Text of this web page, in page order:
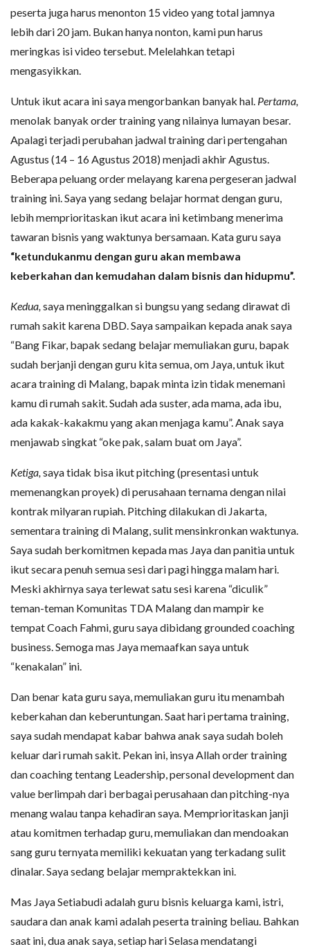
peserta juga harus menonton 15 video yang total jamnya
lebih dari 20 jam. Bukan hanya nonton, kami pun harus
meringkas isi video tersebut. Melelahkan tetapi
mengasyikkan.
Untuk ikut acara ini saya mengorbankan banyak hal. Pertama,
menolak banyak order training yang nilainya lumayan besar.
Apalagi terjadi perubahan jadwal training dari pertengahan
Agustus (14 – 16 Agustus 2018) menjadi akhir Agustus.
Beberapa peluang order melayang karena pergeseran jadwal
training ini. Saya yang sedang belajar hormat dengan guru,
lebih memprioritaskan ikut acara ini ketimbang menerima
tawaran bisnis yang waktunya bersamaan. Kata guru saya
“ketundukanmu dengan guru akan membawa
keberkahan dan kemudahan dalam bisnis dan hidupmu”.
Kedua, saya meninggalkan si bungsu yang sedang dirawat di
rumah sakit karena DBD. Saya sampaikan kepada anak saya
“Bang Fikar, bapak sedang belajar memuliakan guru, bapak
sudah berjanji dengan guru kita semua, om Jaya, untuk ikut
acara training di Malang, bapak minta izin tidak menemani
kamu di rumah sakit. Sudah ada suster, ada mama, ada ibu,
ada kakak-kakakmu yang akan menjaga kamu”. Anak saya
menjawab singkat “oke pak, salam buat om Jaya”.
Ketiga, saya tidak bisa ikut pitching (presentasi untuk
memenangkan proyek) di perusahaan ternama dengan nilai
kontrak milyaran rupiah. Pitching dilakukan di Jakarta,
sementara training di Malang, sulit mensinkronkan waktunya.
Saya sudah berkomitmen kepada mas Jaya dan panitia untuk
ikut secara penuh semua sesi dari pagi hingga malam hari.
Meski akhirnya saya terlewat satu sesi karena “diculik”
teman-teman Komunitas TDA Malang dan mampir ke
tempat Coach Fahmi, guru saya dibidang grounded coaching
business. Semoga mas Jaya memaafkan saya untuk
“kenakalan” ini.
Dan benar kata guru saya, memuliakan guru itu menambah
keberkahan dan keberuntungan. Saat hari pertama training,
saya sudah mendapat kabar bahwa anak saya sudah boleh
keluar dari rumah sakit. Pekan ini, insya Allah order training
dan coaching tentang Leadership, personal development dan
value berlimpah dari berbagai perusahaan dan pitching-nya
menang walau tanpa kehadiran saya. Memprioritaskan janji
atau komitmen terhadap guru, memuliakan dan mendoakan
sang guru ternyata memiliki kekuatan yang terkadang sulit
dinalar. Saya sedang belajar mempraktekkan ini.
Mas Jaya Setiabudi adalah guru bisnis keluarga kami, istri,
saudara dan anak kami adalah peserta training beliau. Bahkan
saat ini, dua anak saya, setiap hari Selasa mendatangi